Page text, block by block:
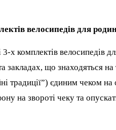
велосипедів для
х комплектів велосипедів
закладах, що знаходяться
традиції”) єдиним чеком на
на звороті чеку та